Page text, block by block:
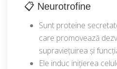
📋 Neurotrofine
Sunt proteine
care promovează
supraviețuirea și
Ele induc inițierea